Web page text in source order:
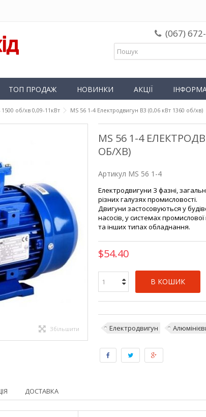
(067)
ТОП ПРОДАЖ НОВИНКИ АКЦІЇ
об/хв 0,09-11кВт MS 56 1-4 Електродвигун B3 (0,06 кВт 1360 об/хв)
Збільшити
MS 56 1-4
ОБ/ХВ)
Артикул MS 56 1-4
Електродвигуни 3 фазні,
різних галузях промисловості.
Двигуни застосовуються у
насосів, у системах
та інших типах обладнання.
$54.40
В КОШИК
Електродвигун
ДОСТАВКА